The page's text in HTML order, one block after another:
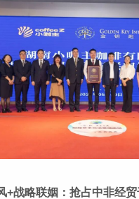
+战略联姻：抢占中非经